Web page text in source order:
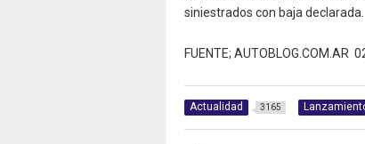
siniestrados con baja declarada.
FUENTE; AUTOBLOG.COM.AR
Actualidad 3165